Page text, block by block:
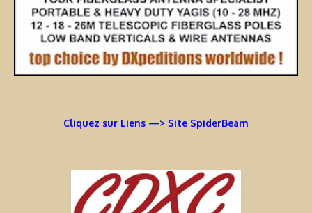
Cliquez sur Liens —> Site SpiderBeam